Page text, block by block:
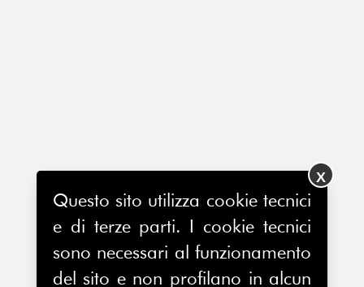
Questo sito utilizza cookie tecnici
e di terze parti. I cookie tecnici
sono necessari al funzionamento
del sito e non profilano in alcun
X